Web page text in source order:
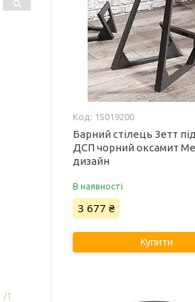
1
15019200
Барний стілець Зетт
ДСП чорний оксамит
дизайн
В наявності
3 677 ₴
Купити